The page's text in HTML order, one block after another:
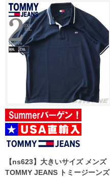
【ns623】大きいサイズ メンズ
TOMMY JEANS トミージーンズ